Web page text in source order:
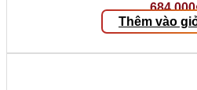
684.000
Thêm vào